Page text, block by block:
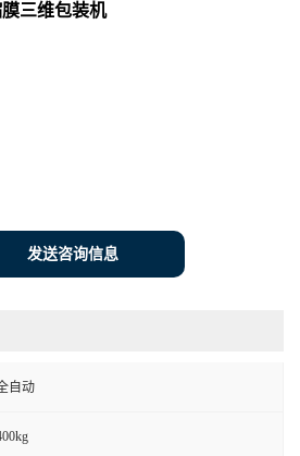
三维包装机
发送咨询信息
自动